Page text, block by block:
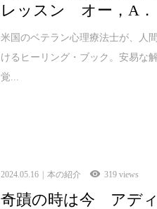
レッスン オー，A．
米国のベテラン心理療法士が、人
けるヒーリング・ブック。安易な
覚...
2024.05.16 本の紹介 319 views
奇蹟の時は今 アディ